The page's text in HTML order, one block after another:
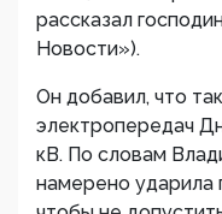
рассказал
Новости»).
Он добавил, что
электропередач
кВ. По словам
намерено ударила